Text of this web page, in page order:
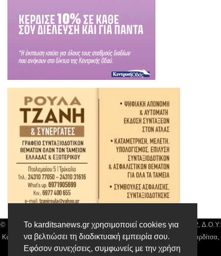
Το karditsanews.gr χρησιμοποιεί cookies για
να βελτιώσει τη διαδικτυακή εμπειρία σου.
Εφόσον συνεχίσεις, συμφωνείς με την χρήση
© Karditsa News | Διακριτικός Τίτλος: Orion Media, ΑΦΜ: 043750542, Δ.Ο.Υ:
Καρδίτσας, Αρ. Γεμή: 018804431000, Δ/νση: Διάκου 10 τ.κ 43132 Καρδίτσα,
Τηλ: 24410 42500, email:news@karditsanews.gr.